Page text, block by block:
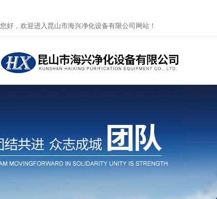
您好，欢迎进入昆山市海兴净化设备有限公司网站！